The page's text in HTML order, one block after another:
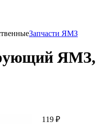
Запчасти ЯМЗ
119 ₽